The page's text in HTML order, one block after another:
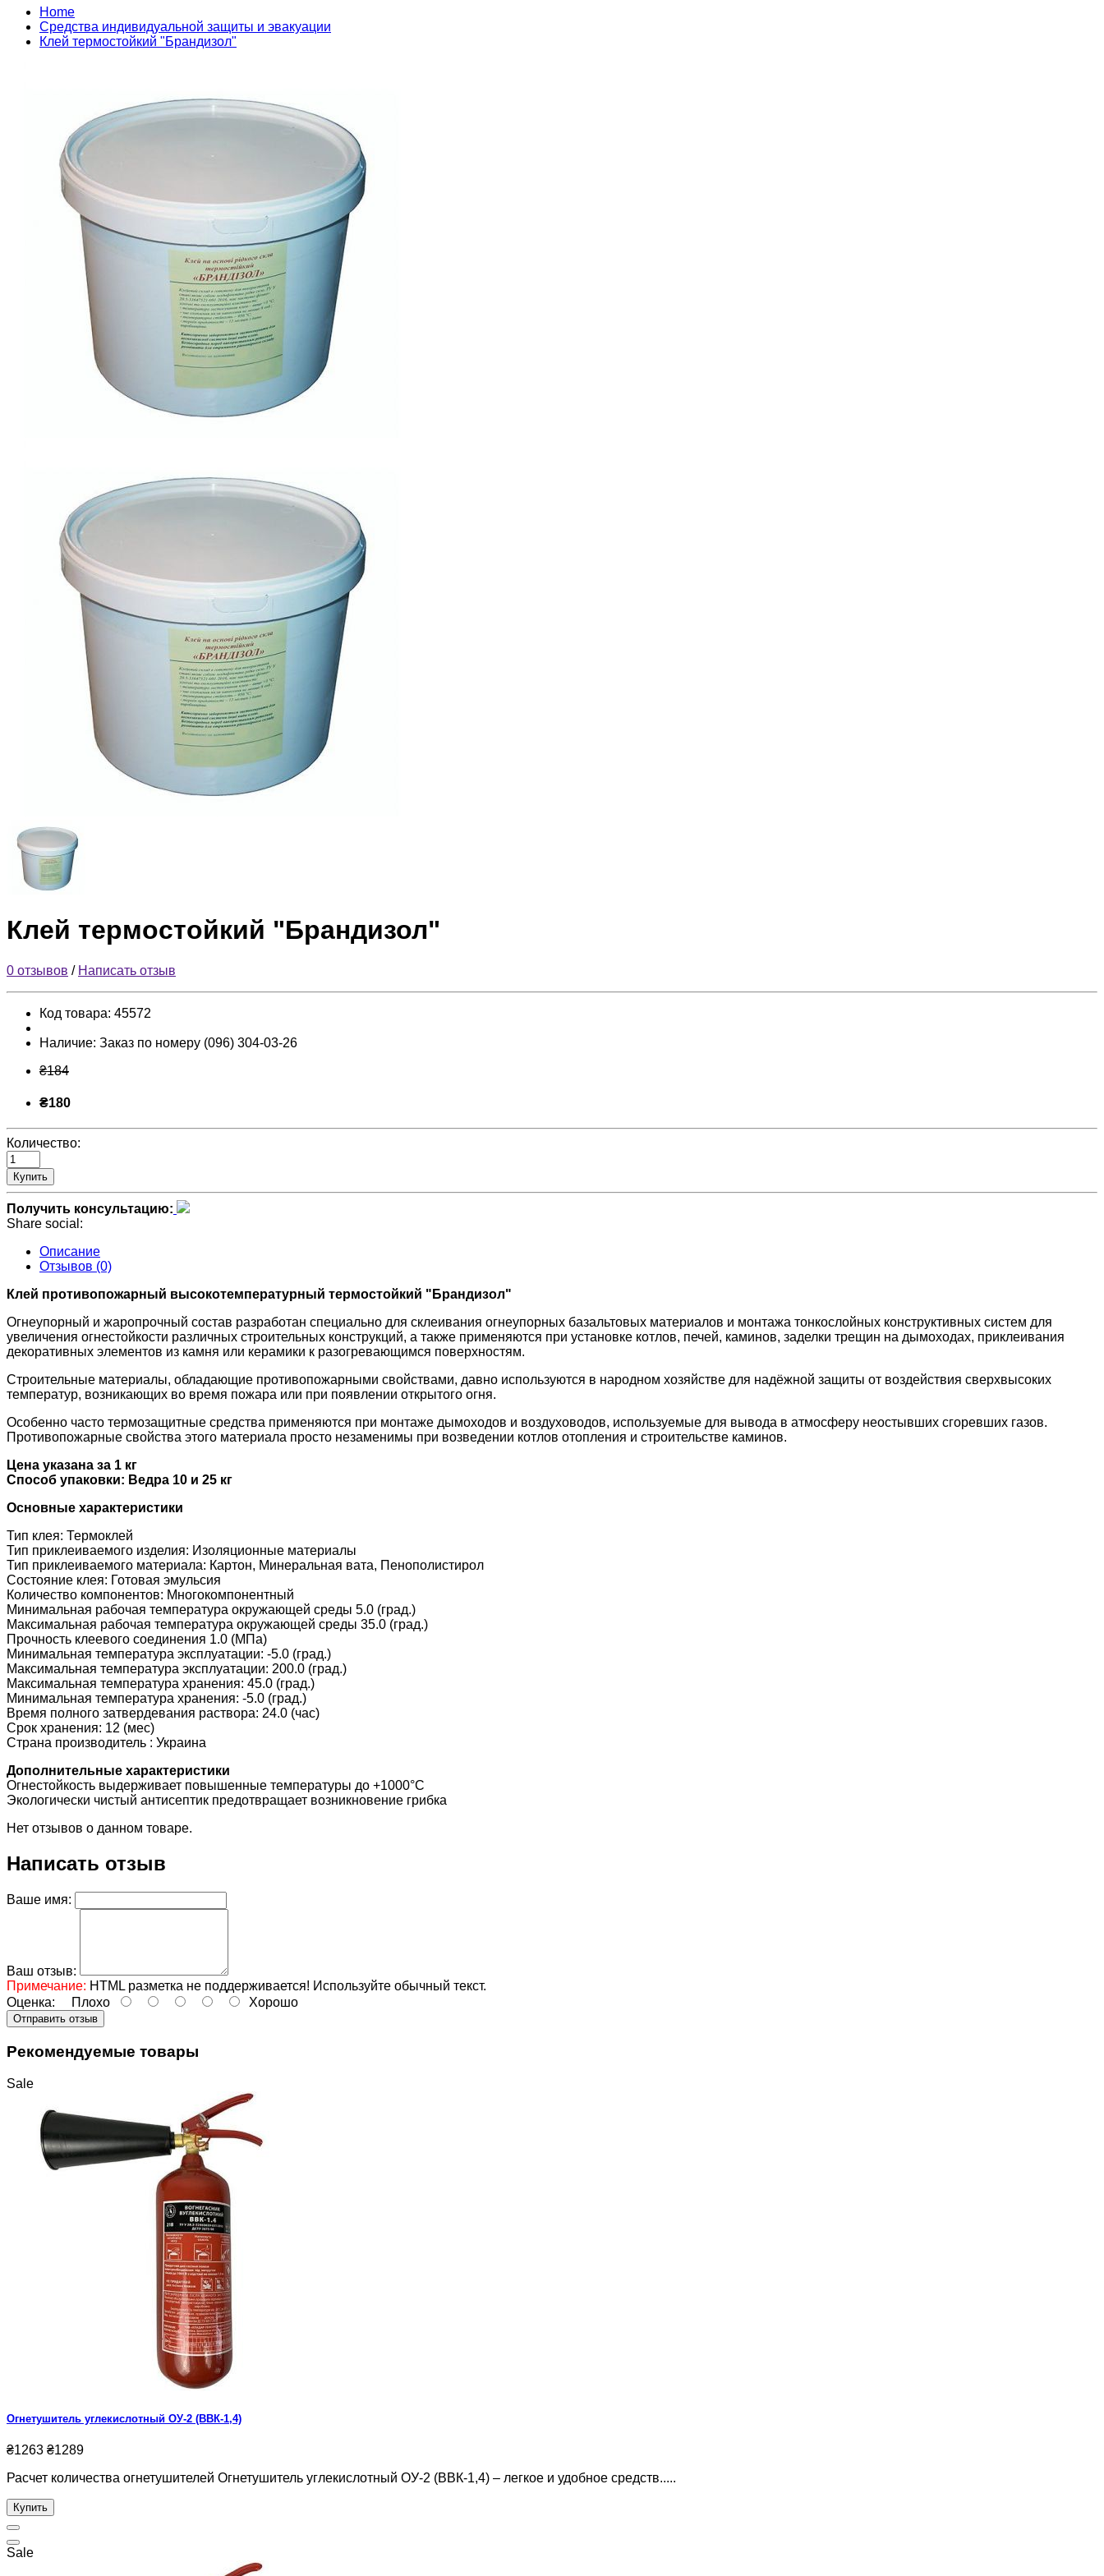
Home
Средства индивидуальной защиты и эвакуации
Клей термостойкий "Брандизол"
Клей термостойкий "Брандизол"
0 отзывов / Написать отзыв
Код товара: 45572
Наличие: Заказ по номеру (096) 304-03-26
₴184
₴180
Количество:
Купить
Получить консультацию:
Share social:
Описание
Отзывов (0)
Клей противопожарный высокотемпературный термостойкий "Брандизол"
Огнеупорный и жаропрочный состав разработан специально для склеивания огнеупорных базальтовых материалов и монтажа тонкослойных конструктивных систем для
увеличения огнестойкости различных строительных конструкций, а также применяются при установке котлов, печей, каминов, заделки трещин на дымоходах, приклеивания
декоративных элементов из камня или керамики к разогревающимся поверхностям.
Строительные материалы, обладающие противопожарными свойствами, давно используются в народном хозяйстве для надёжной защиты от воздействия сверхвысоких
температур, возникающих во время пожара или при появлении открытого огня.
Особенно часто термозащитные средства применяются при монтаже дымоходов и воздуховодов, используемые для вывода в атмосферу неостывших сгоревших газов.
Противопожарные свойства этого материала просто незаменимы при возведении котлов отопления и строительстве каминов.
Цена указана за 1 кг
Способ упаковки: Ведра 10 и 25 кг
Основные характеристики
Тип клея: Термоклей
Тип приклеиваемого изделия: Изоляционные материалы
Тип приклеиваемого материала: Картон, Минеральная вата, Пенополистирол
Состояние клея: Готовая эмульсия
Количество компонентов: Многокомпонентный
Минимальная рабочая температура окружающей среды 5.0 (град.)
Максимальная рабочая температура окружающей среды 35.0 (град.)
Прочность клеевого соединения 1.0 (МПа)
Минимальная температура эксплуатации: -5.0 (град.)
Максимальная температура эксплуатации: 200.0 (град.)
Максимальная температура хранения: 45.0 (град.)
Минимальная температура хранения: -5.0 (град.)
Время полного затвердевания раствора: 24.0 (час)
Срок хранения: 12 (мес)
Страна производитель : Украина
Дополнительные характеристики
Огнестойкость выдерживает повышенные температуры до +1000°С
Экологически чистый антисептик предотвращает возникновение грибка
Нет отзывов о данном товаре.
Написать отзыв
Ваше имя:
Ваш отзыв:
Примечание: HTML разметка не поддерживается! Используйте обычный текст.
Оценка: Плохо Хорошо
Отправить отзыв
Рекомендуемые товары
Sale
Огнетушитель углекислотный ОУ-2 (ВВК-1,4)
₴1263 ₴1289
Расчет количества огнетушителей Огнетушитель углекислотный ОУ-2 (ВВК-1,4) – легкое и удобное средств.....
Купить
Sale